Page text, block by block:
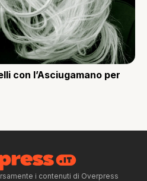
con l’Asciugamano per
i contenuti di Overpress